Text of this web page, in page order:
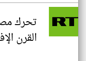
تحرك
القرن